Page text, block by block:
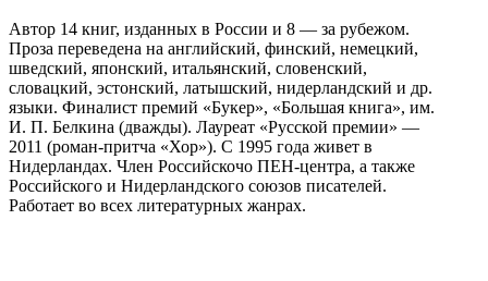
Автор 14 книг, изданных в России и 8 — за рубежом.
Проза переведена на английский, финский, немецкий,
шведский, японский, итальянский, словенский,
словацкий, эстонский, латышский, нидерландский и др.
языки. Финалист премий «Букер», «Большая книга», им.
И. П. Белкина (дважды). Лауреат «Русской премии» —
2011 (роман-притча «Хор»). С 1995 года живет в
Нидерландах. Член Российскочо ПЕН-центра, а также
Российского и Нидерландского союзов писателей.
Работает во всех литературных жанрах.